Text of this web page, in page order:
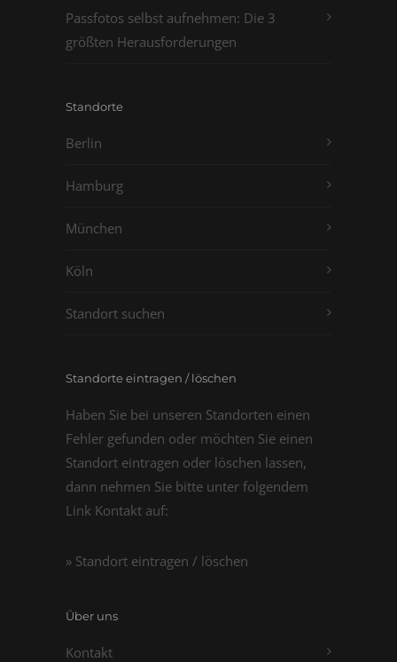
Passfotos selbst aufnehmen: Die 3
größten Herausforderungen
Standorte
Berlin
Hamburg
München
Köln
Standort suchen
Standorte eintragen / löschen
Haben Sie bei unseren Standorten einen
Fehler gefunden oder möchten Sie einen
Standort eintragen oder löschen lassen,
dann nehmen Sie bitte unter folgendem
Link Kontakt auf:
» Standort eintragen / löschen
Über uns
Kontakt